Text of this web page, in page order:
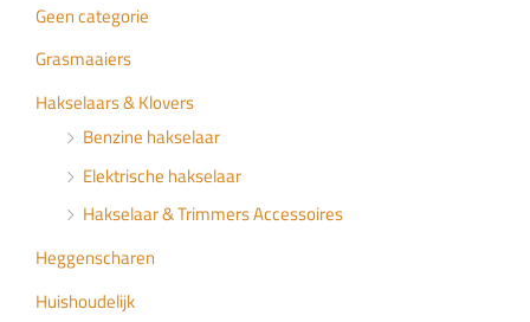
Geen categorie
Grasmaaiers
Hakselaars & Klovers
Benzine hakselaar
Elektrische hakselaar
Hakselaar & Trimmers Accessoires
Heggenscharen
Huishoudelijk